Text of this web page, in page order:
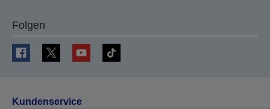
Folgen
Kundenservice